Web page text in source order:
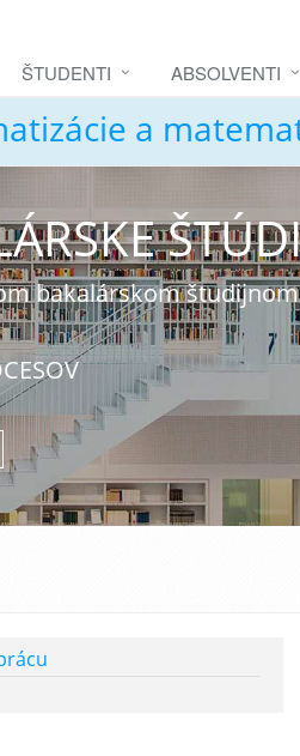
ŠTUDENTI ABSOLVENTI
a
bakalárskom